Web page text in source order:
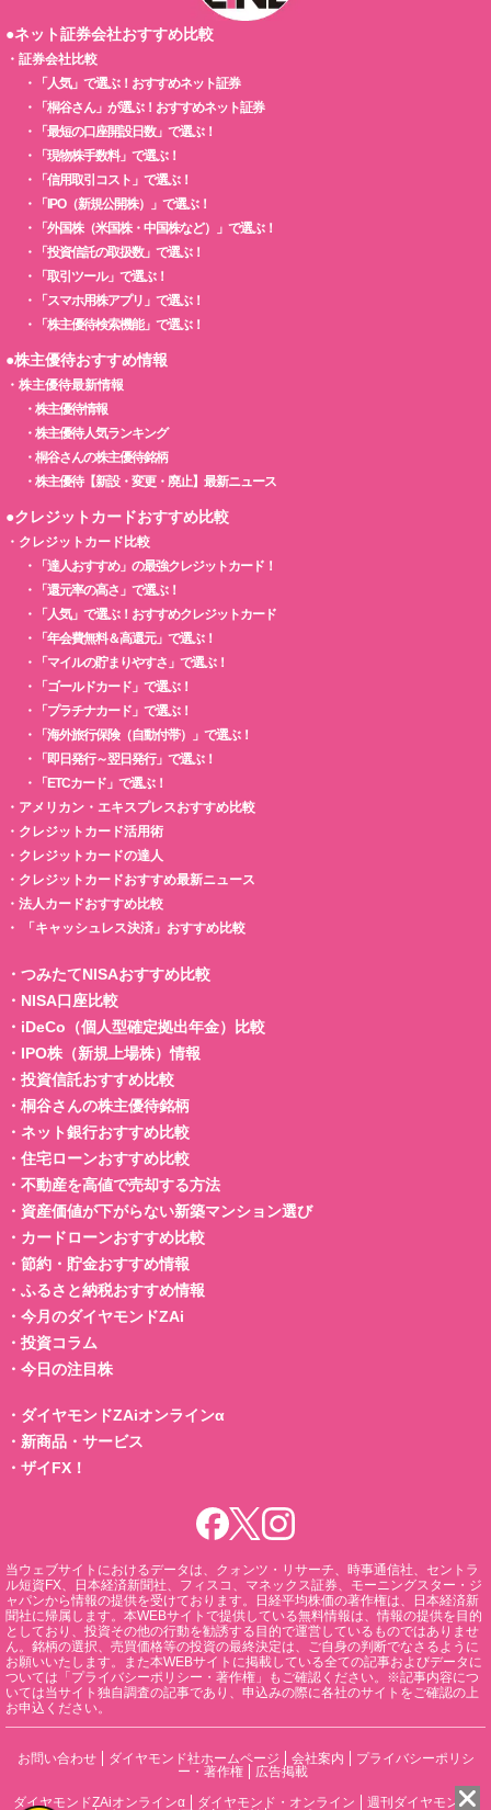
●ネット証券会社おすすめ比較
・ 証券会社比較
・
「人気」で選ぶ！おすすめネット証券
・
「桐谷さん」が選ぶ！おすすめネット証券
・
「最短の口座開設日数」で選ぶ！
・
「現物株手数料」で選ぶ！
・
「信用取引コスト」で選ぶ！
・
「IPO（新規公開株）」で選ぶ！
・
「外国株（米国株・中国株など）」で選ぶ！
・
「投資信託の取扱数」で選ぶ！
・
「取引ツール」で選ぶ！
・
「スマホ用株アプリ」で選ぶ！
・
「株主優待検索機能」で選ぶ！
●株主優待おすすめ情報
・ 株主優待最新情報
・ 株主優待情報
・ 株主優待人気ランキング
・ 桐谷さんの株主優待銘柄
・ 株主優待【新設・変更・廃止】最新ニュース
●クレジットカードおすすめ比較
・ クレジットカード比較
・
「達人おすすめ」の最強クレジットカード！
・
「還元率の高さ」で選ぶ！
・
「人気」で選ぶ！おすすめクレジットカード
・
「年会費無料＆高還元」で選ぶ！
・
「マイルの貯まりやすさ」で選ぶ！
・
「ゴールドカード」で選ぶ！
・
「プラチナカード」で選ぶ！
・
「海外旅行保険（自動付帯）」で選ぶ！
・
「即日発行～翌日発行」で選ぶ！
・
「ETCカード」で選ぶ！
・ アメリカン・エキスプレスおすすめ比較
・ クレジットカード活用術
・ クレジットカードの達人
・ クレジットカードおすすめ最新ニュース
・ 法人カードおすすめ比較
・
「キャッシュレス決済」おすすめ比較
・ つみたてNISAおすすめ比較
・ NISA口座比較
・ iDeCo（個人型確定拠出年金）比較
・ IPO株（新規上場株）情報
・ 投資信託おすすめ比較
・ 桐谷さんの株主優待銘柄
・ ネット銀行おすすめ比較
・ 住宅ローンおすすめ比較
・ 不動産を高値で売却する方法
・ 資産価値が下がらない新築マンション選び
・ カードローンおすすめ比較
・ 節約・貯金おすすめ情報
・ ふるさと納税おすすめ情報
・ 今月のダイヤモンドZAi
・ 投資コラム
・ 今日の注目株
・ ダイヤモンドZAiオンラインα
・ 新商品・サービス
・ ザイFX！
当ウェブサイトにおけるデータは、クォンツ・リサーチ、時事通信社、セントラ
ル短資FX、日本経済新聞社、フィスコ、マネックス証券、モーニングスター・ジ
ャパンから情報の提供を受けております。日経平均株価の著作権は、日本経済新
聞社に帰属します。本WEBサイトで提供している無料情報は、情報の提供を目的
としており、投資その他の行動を勧誘する目的で運営しているものではありませ
ん。銘柄の選択、売買価格等の投資の最終決定は、ご自身の判断でなさるように
お願いいたします。また本WEBサイトに掲載している全ての記事およびデータに
ついては「プライバシーポリシー・著作権」もご確認ください。※記事内容につ
いては当サイト独自調査の記事であり、申込みの際に各社のサイトをご確認の上
お申込ください。
お問い合わせ ダイヤモンド社ホームページ 会社案内
プライバシーポリシ
ー・著作権
広告掲載
ダイヤモンドZAiオンラインα
ダイヤモンド・オンライン
週刊ダイヤモンド